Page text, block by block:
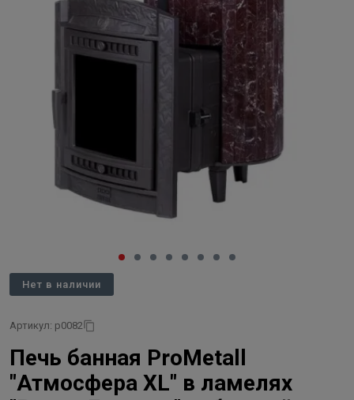
Нет в наличии
Артикул: p0082
Печь банная ProMetall
"Атмосфера XL" в ламелях